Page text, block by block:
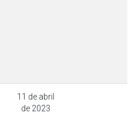
11 de abril
de 2023